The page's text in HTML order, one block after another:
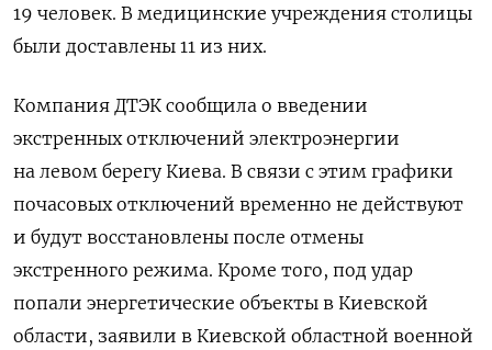
19 человек. В медицинские учреждения столицы
были доставлены 11 из них.
Компания ДТЭК сообщила о введении
экстренных отключений электроэнергии
на левом берегу Киева. В связи с этим графики
почасовых отключений временно не действуют
и будут восстановлены после отмены
экстренного режима. Кроме того, под удар
попали энергетические объекты в Киевской
области, заявили в Киевской областной военной